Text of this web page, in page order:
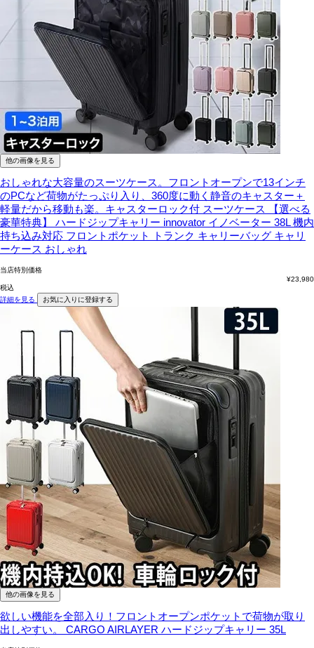
他の画像を見る
おしゃれな大容量のスーツケース。フロントオープンで13インチ
のPCなど荷物がたっぷり入り、360度に動く静音のキャスター＋
軽量だから移動も楽。キャスターロック付 スーツケース 【選べる
豪華特典】 ハードジップキャリー innovator イノベーター 38L 機内
持ち込み対応 フロントポケット トランク キャリーバッグ キャリ
ーケース おしゃれ
当店特別価格
¥23,980
税込
詳細を見る
お気に入りに登録する
他の画像を見る
欲しい機能を全部入り！フロントオープンポケットで荷物が取り
出しやすい。
CARGO AIRLAYER ハードジップキャリー 35L